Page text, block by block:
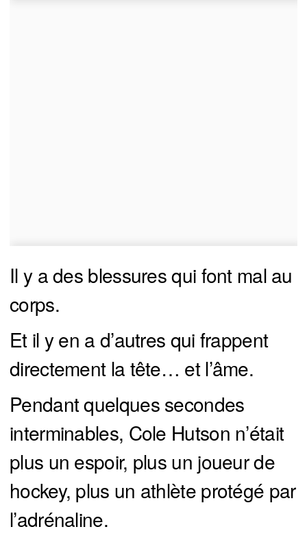
Il y a des blessures qui font mal au
corps.
Et il y en a d’autres qui frappent
directement la tête… et l’âme.
Pendant quelques secondes
interminables, Cole Hutson n’était
plus un espoir, plus un joueur de
hockey, plus un athlète protégé par
l’adrénaline.